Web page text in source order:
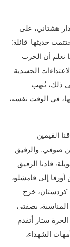
هشتاني، على
حديثها قائلة:
نعلم أن الحرب
الجسدية
ذلك، تُنهب
في الوقت نفسه،
القيمين
صوفي، والرفيق
قادنا الرفيق
أورفا إلى قامشلو،
خرج
المناسبة، بصفتي
ستار أتقدم
الشهداء،